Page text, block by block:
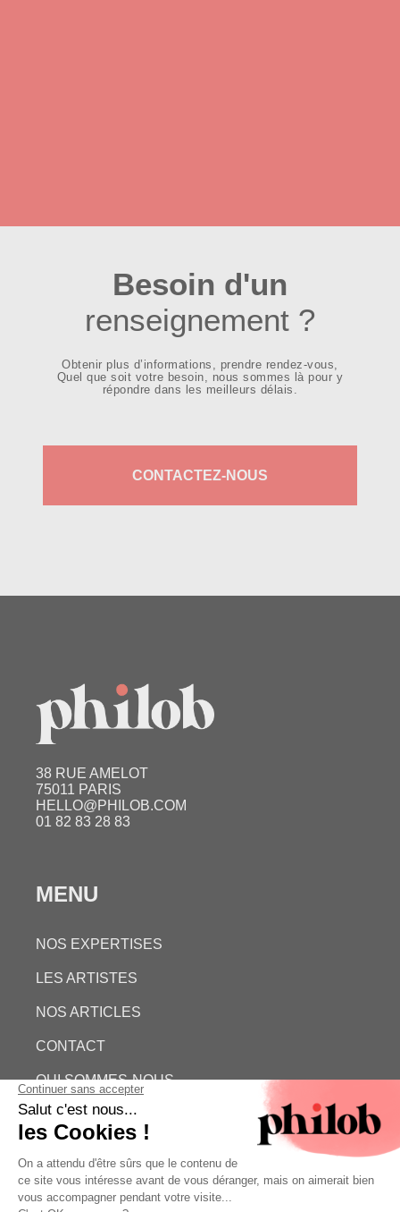
Besoin d'un
renseignement ?
Obtenir plus d’informations, prendre rendez-vous,
Quel que soit votre besoin, nous sommes là pour y
répondre dans les meilleurs délais.
CONTACTEZ-NOUS
38 RUE AMELOT
75011 PARIS
HELLO@PHILOB.COM
01 82 83 28 83
MENU
NOS EXPERTISES
LES ARTISTES
NOS ARTICLES
CONTACT
QUI SOMMES-NOUS
ESTIMATION GRATUITE
PHILOB